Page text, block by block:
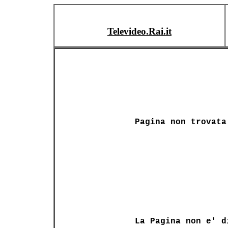
Televideo.Rai.it
Pagina non trovata
La Pagina non e'